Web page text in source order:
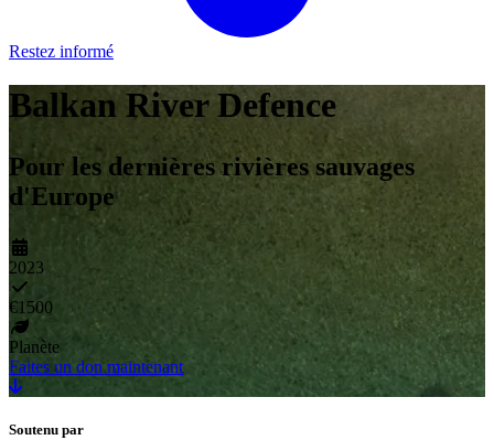
Restez informé
Balkan River Defence
Pour les dernières rivières sauvages
d'Europe
2023
€1500
Planète
Faites un don maintenant
Soutenu par